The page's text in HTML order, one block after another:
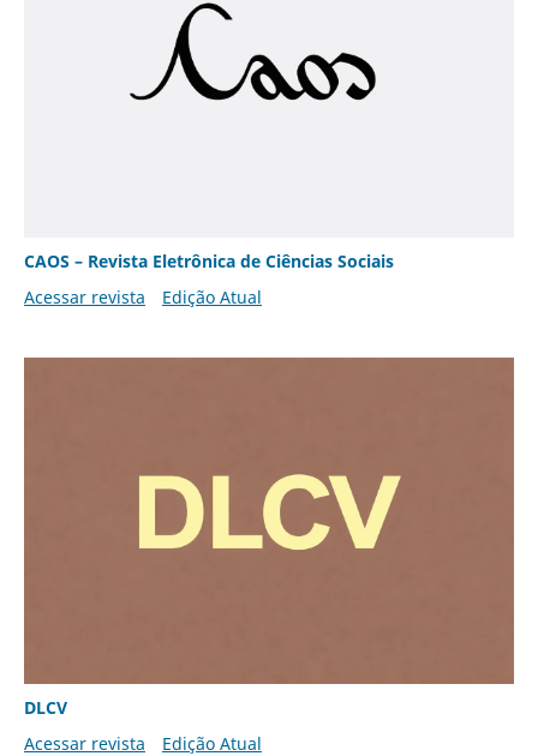
CAOS – Revista Eletrônica de Ciências Sociais
Acessar revista
Edição Atual
DLCV
Acessar revista
Edição Atual